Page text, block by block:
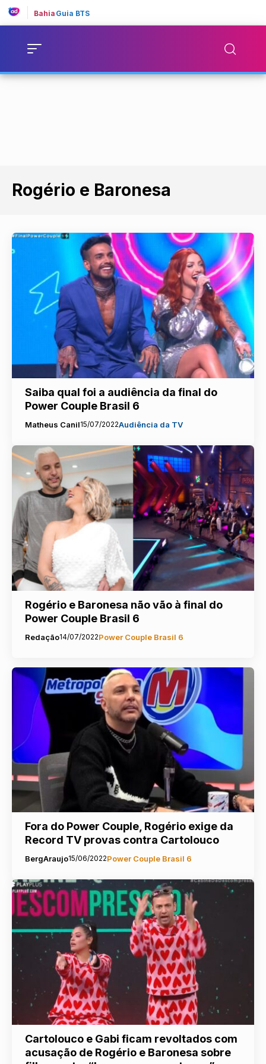
Bahia Guia BTS
Rogério e Baronesa
Saiba qual foi a audiência da final do
Power Couple Brasil 6
Matheus Canil15/07/2022Audiência da TV
Rogério e Baronesa não vão à final do
Power Couple Brasil 6
Redação14/07/2022Power Couple Brasil 6
Fora do Power Couple, Rogério exige da
Record TV provas contra Cartolouco
BergAraujo15/06/2022Power Couple Brasil 6
Cartolouco e Gabi ficam revoltados com
acusação de Rogério e Baronesa sobre